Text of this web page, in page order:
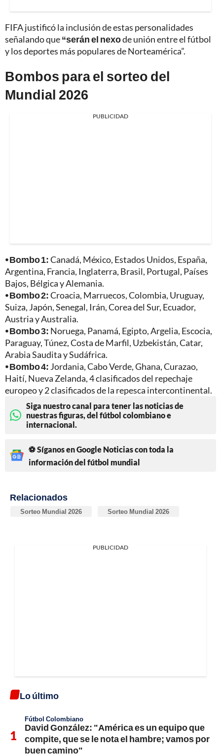
FIFA justificó la inclusión de estas personalidades
señalando que“serán el nexode unión entre el fútbol
y los deportes más populares de Norteamérica”.
Bombos para el sorteo del
Mundial 2026
PUBLICIDAD
⦁ Bombo 1:Canadá, México, Estados Unidos, España,
Argentina, Francia, Inglaterra, Brasil, Portugal, Países
Bajos, Bélgica y Alemania.
⦁ Bombo 2:Croacia, Marruecos, Colombia, Uruguay,
Suiza, Japón, Senegal, Irán, Corea del Sur, Ecuador,
Austria y Australia.
⦁ Bombo 3: Noruega, Panamá, Egipto, Argelia, Escocia,
Paraguay, Túnez, Costa de Marfil, Uzbekistán, Catar,
Arabia Saudita y Sudáfrica.
⦁ Bombo 4: Jordania, Cabo Verde, Ghana, Curazao,
Haití, Nueva Zelanda, 4 clasificados del repechaje
europeo y 2 clasificados de la repesca intercontinental.
Siga nuestro canal para tener las noticias de
nuestras figuras, del fútbol colombiano e
internacional.
⚽ Síganos en Google Noticias con toda la
información del fútbol mundial
Relacionados
Sorteo Mundial 2026 Sorteo Mundial 2026
PUBLICIDAD
Lo último
Fútbol Colombiano
David González: "América es un equipo que
compite, que se le nota el hambre; vamos por
buen camino"